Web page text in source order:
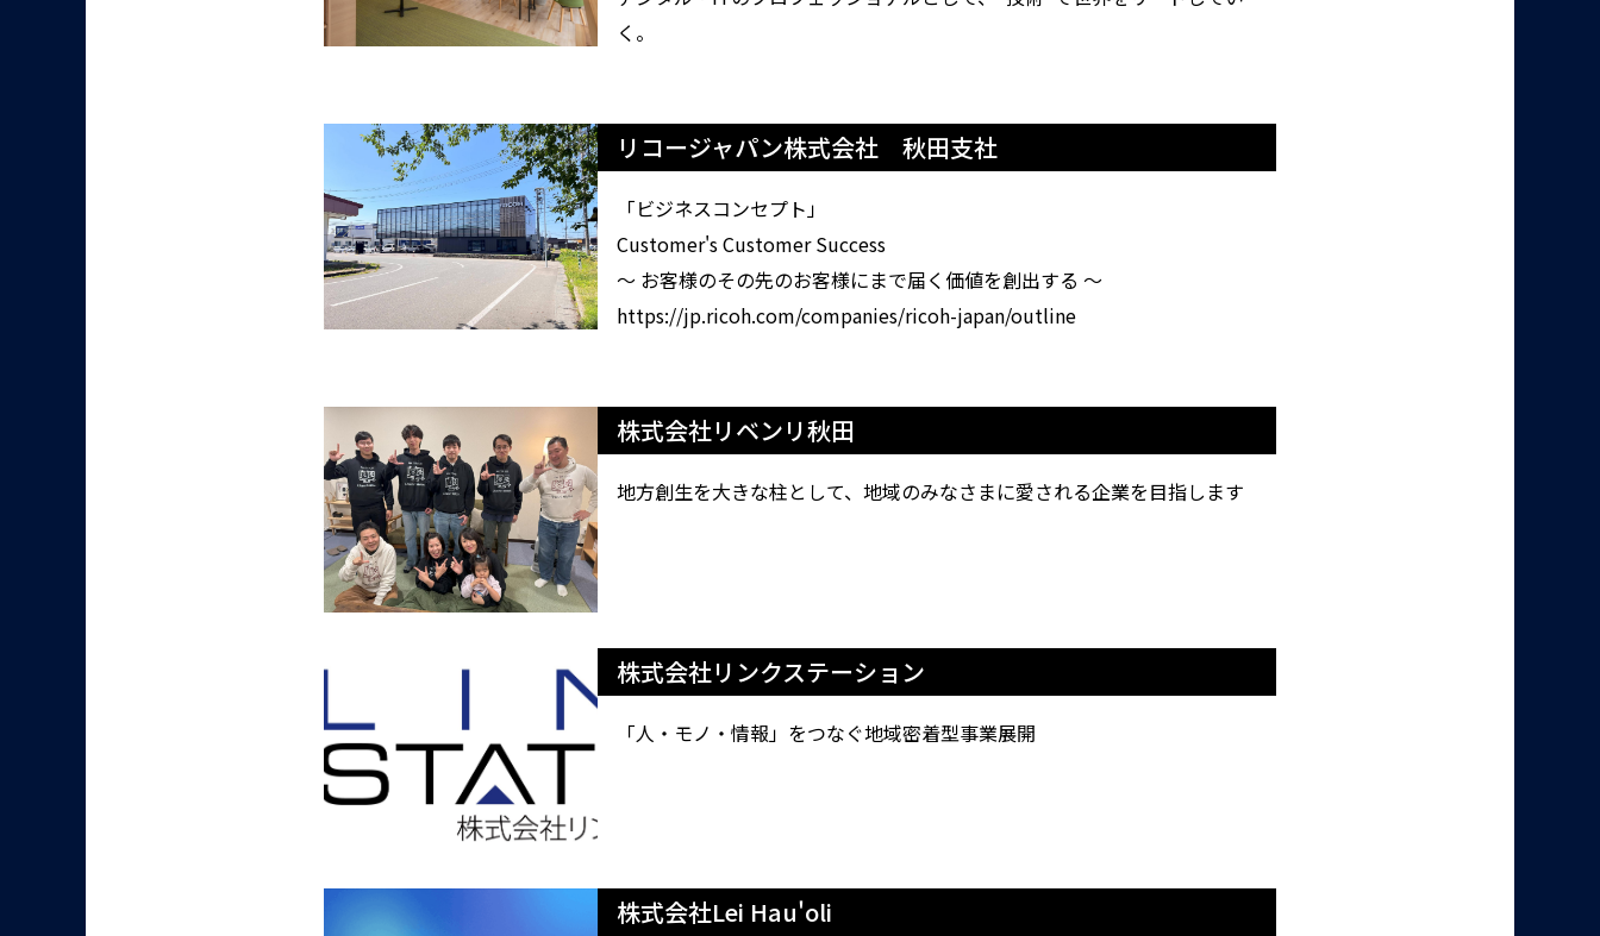
く。
リコージャパン株式会社 秋田支社
「ビジネスコンセプト」
Customer's Customer Success
～ お客様のその先のお客様にまで届く価値を創出する ～
https://jp.ricoh.com/companies/ricoh-japan/outline
株式会社リベンリ秋田
地方創生を大きな柱として、地域のみなさまに愛される企業を目指します
株式会社リンクステーション
「人・モノ・情報」をつなぐ地域密着型事業展開
株式会社Lei Hau'oli